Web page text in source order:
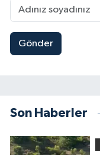
Gönder
Son Haberler